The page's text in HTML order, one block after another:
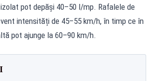
pot depăși 40–50 l/mp. Rafalele de
intensități de 45–55 km/h, în timp ce în
pot ajunge la 60–90 km/h.